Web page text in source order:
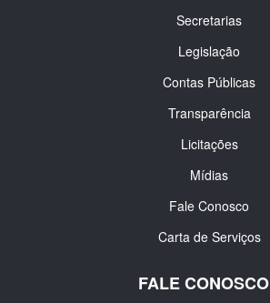
Secretarias
Legislação
Contas Públicas
Transparência
Licitações
Mídias
Fale Conosco
Carta de Serviços
FALE CONOSCO